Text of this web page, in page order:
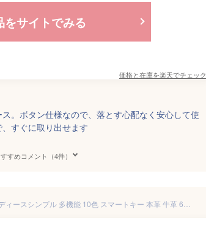
をサイトでみる
価格と在庫を楽天でチェック
。ボタン仕様なので、落とす心配なく安心して使
すぐに取り出せます
すめコメント（4件）